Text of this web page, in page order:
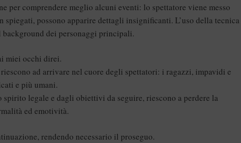
per comprendere meglio alcuni eventi: lo spettatore viene messo
spiegati, possono apparire dettagli insignificanti. L’uso della tecnica
dei personaggi principali.
miei occhi direi.
ad arrivare nel cuore degli spettatori: i ragazzi, impavidi e
e più umani.
legale e dagli obiettivi da seguire, riescono a perdere la
ed emotività.
rendendo necessario il proseguo.